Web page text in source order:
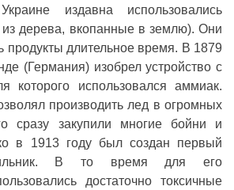
издавна использовались
дерева, вкопанные в землю). Они
продукты длительное время. В 1879
(Германия) изобрел устройство с
которого использовался аммиак.
производить лед в огромных
сразу закупили многие бойни и
в 1913 году был создан первый
В то время для его
достаточно токсичные